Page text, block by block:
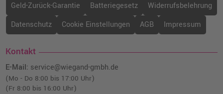
Geld-Zurück-Garantie Batteriegesetz
Widerrufsbelehrung
Datenschutz
Cookie Einstellungen AGB Impressum
Kontakt
E-Mail: service@wiegand-gmbh.de
(Mo - Do 8:00 bis 17:00 Uhr)
(Fr 8:00 bis 16:00 Uhr)